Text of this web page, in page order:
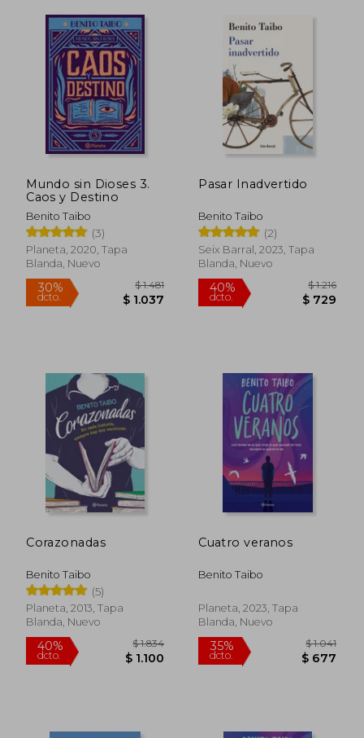
40%
dcto. dcto.
Mundo sin Dioses 3.
Caos y Destino
Benito Taibo
(3)
Planeta, 2020, Tapa
Blanda, Nuevo
30%
dcto.
Pasar Inadvertido
Benito Taibo
(2)
Seix Barral, 2023, Tapa
Blanda, Nuevo
40%
dcto.
Corazonadas
Benito Taibo
(5)
Planeta, 2013, Tapa
Blanda, Nuevo
Cuatro veranos
Benito Taibo
Planeta, 2023, Tapa
Blanda, Nuevo